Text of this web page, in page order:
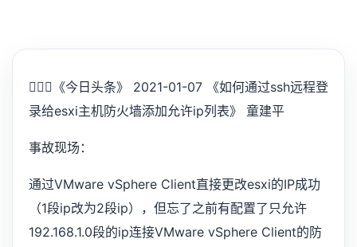
💁🏻‍♂️ 《今日头条》 2021-01-07 《如何通过ssh远程登
录给esxi主机防火墙添加允许ip列表》 童建平
事故现场：
通过VMware vSphere Client直接更改esxi的IP成功
（1段ip改为2段ip），但忘了之前有配置了只允许
192.168.1.0段的ip连接VMware vSphere Client的防